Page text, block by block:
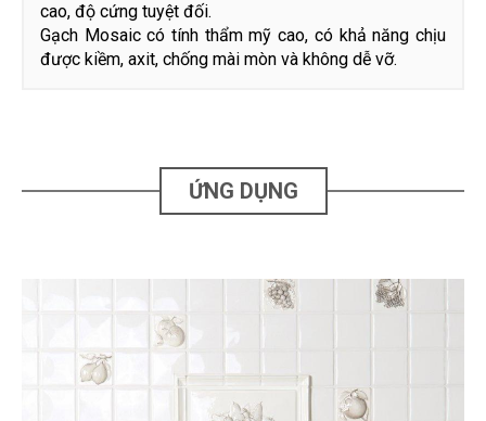
cao, độ cứng tuyệt đối.
Gạch Mosaic có tính thẩm mỹ cao, có khả năng chịu
được kiềm, axit, chống mài mòn và không dễ vỡ.
ỨNG DỤNG